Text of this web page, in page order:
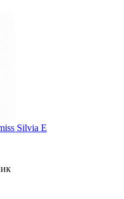
Silvia E